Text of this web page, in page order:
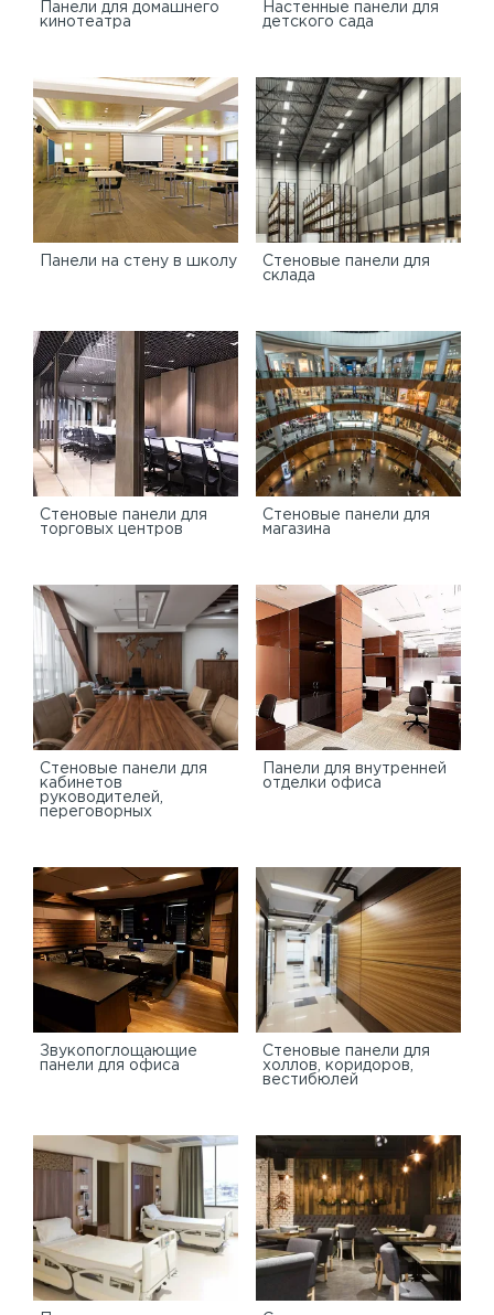
Панели для домашнего
кинотеатра
Настенные панели для
детского сада
Панели на стену в школу
Стеновые панели для
склада
Cтеновые панели для
торговых центров
Стеновые панели для
магазина
Стеновые панели для
кабинетов
руководителей,
переговорных
Панели для внутренней
отделки офиса
Звукопоглощающие
панели для офиса
Стеновые панели для
холлов, коридоров,
вестибюлей